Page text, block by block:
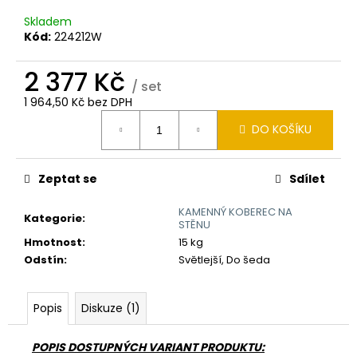
Skladem
Kód: 224212W
2 377 Kč / set
1 964,50 Kč bez DPH
DO KOŠÍKU
Kategorie:
KAMENNÝ KOBEREC NA
STĚNU
Hmotnost:
15 kg
Odstín: Světlejší, Do šeda
Zeptat se Sdílet
Popis Diskuze (1)
POPIS DOSTUPNÝCH VARIANT PRODUKTU:
D
o
r
u
č
e
m
POJIVO
100